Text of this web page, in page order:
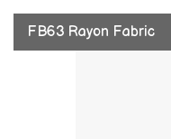
FB63 Rayon Fabric